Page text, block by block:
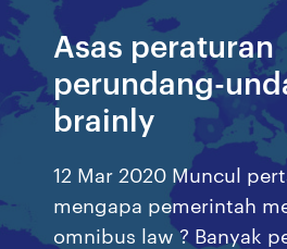
Asas peraturan
perundang-
brainly
12 Mar 2020 Muncul
mengapa pemerintah
omnibus law ? Banyak